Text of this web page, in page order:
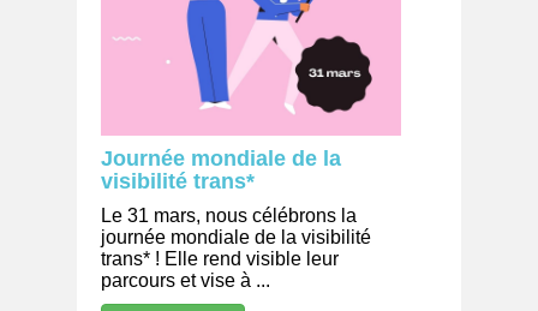
Journée mondiale de la
visibilité trans*
Le 31 mars, nous célébrons la
journée mondiale de la visibilité
trans* ! Elle rend visible leur
parcours et vise à ...